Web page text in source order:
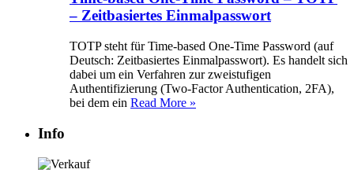
– Zeitbasiertes Einmalpasswort
TOTP steht für Time-based One-Time Password (auf
Deutsch: Zeitbasiertes Einmalpasswort). Es handelt sich
dabei um ein Verfahren zur zweistufigen
Authentifizierung (Two-Factor Authentication, 2FA),
bei dem ein Read More »
Info